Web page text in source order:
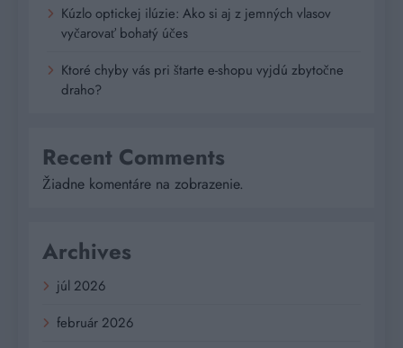
Kúzlo optickej ilúzie: Ako si aj z jemných vlasov
vyčarovať bohatý účes
Ktoré chyby vás pri štarte e-shopu vyjdú zbytočne
draho?
Recent Comments
Žiadne komentáre na zobrazenie.
Archives
júl 2026
február 2026